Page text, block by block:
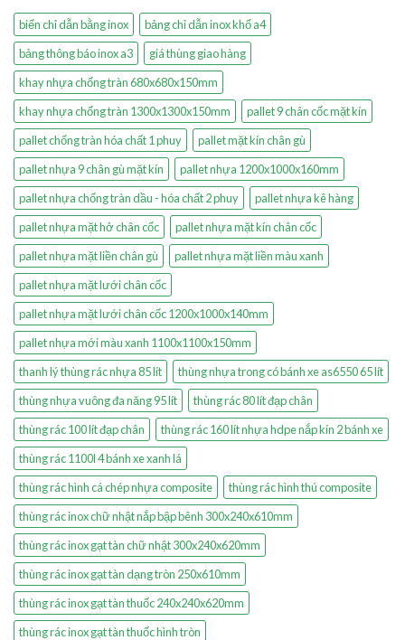
biển chỉ dẫn bằng inox
bảng chỉ dẫn inox khổ a4
bảng thông báo inox a3
giá thùng giao hàng
khay nhựa chống tràn 680x680x150mm
khay nhựa chống tràn 1300x1300x150mm
pallet 9 chân cốc mặt kín
pallet chống tràn hóa chất 1 phuy
pallet mặt kín chân gù
pallet nhựa 9 chân gù mặt kín
pallet nhựa 1200x1000x160mm
pallet nhựa chống tràn dầu - hóa chất 2 phuy
pallet nhựa kê hàng
pallet nhựa mặt hở chân cốc
pallet nhựa mặt kín chân cốc
pallet nhựa mặt liền chân gù
pallet nhựa mặt liền màu xanh
pallet nhựa mặt lưới chân cốc
pallet nhựa mặt lưới chân cốc 1200x1000x140mm
pallet nhựa mới màu xanh 1100x1100x150mm
thanh lý thùng rác nhựa 85 lít
thùng nhựa trong có bánh xe as6550 65 lít
thùng nhựa vuông đa năng 95 lít
thùng rác 80 lít đạp chân
thùng rác 100 lít đạp chân
thùng rác 160 lít nhựa hdpe nắp kín 2 bánh xe
thùng rác 1100l 4 bánh xe xanh lá
thùng rác hình cá chép nhựa composite
thùng rác hình thú composite
thùng rác inox chữ nhật nắp bập bênh 300x240x610mm
thùng rác inox gạt tàn chữ nhật 300x240x620mm
thùng rác inox gạt tàn dạng tròn 250x610mm
thùng rác inox gạt tàn thuốc 240x240x620mm
thùng rác inox gạt tàn thuốc hình tròn